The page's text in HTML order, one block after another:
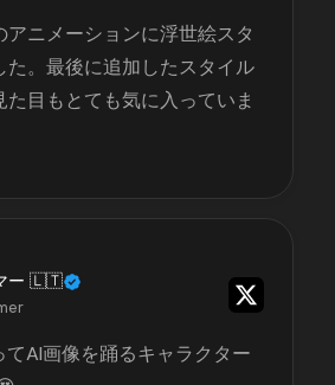
ニメーションに浮世絵スタ
た。最後に追加したスタイル
目もとても気に入っていま
ー 🇱🇹
AI画像を踊るキャラクター